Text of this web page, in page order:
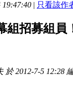
19:47:40 | 只看該作
組招募組員
於 2012-7-5 12:28